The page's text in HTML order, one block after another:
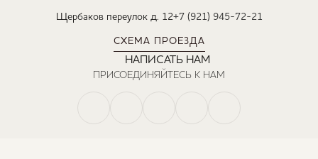
Щербаков переулок д. 12+7 (921) 945-72-21
СХЕМА ПРОЕЗДА
НАПИСАТЬ НАМ
ПРИСОЕДИНЯЙТЕСЬ К НАМ